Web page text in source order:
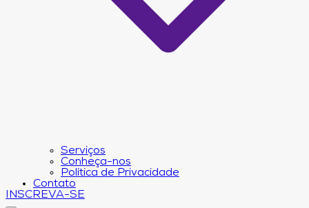
Serviços
Conheça-nos
Política de Privacidade
Contato
INSCREVA-SE